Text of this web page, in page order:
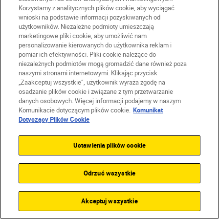
05-230
PRZEJDŹ DO STRONY
SPRZEDAWCY
WSKAZÓWKI
MEDIAEXPERT
17.7km
Solidarności 1
Mazowieckie
Parzniew
05-808
PRZEJDŹ DO STRONY
SPRZEDAWCY
WSKAZÓWKI
Korzystamy z analitycznych plików cookie, aby wyciągać
wnioski na podstawie informacji pozyskiwanych od
użytkowników. Niezależne podmioty umieszczają
marketingowe pliki cookie, aby umożliwić nam
personalizowanie kierowanych do użytkownika reklam i
pomiar ich efektywności. Pliki cookie należące do
niezależnych podmiotów mogą gromadzić dane również poza
naszymi stronami internetowymi. Klikając przycisk
„Zaakceptuj wszystkie”, użytkownik wyraża zgodę na
osadzanie plików cookie i związane z tym przetwarzanie
danych osobowych. Więcej informacji podajemy w naszym
Komunikacie dotyczącym plików cookie. Komunikat
Dotyczący Plików Cookie
Ustawienia plików cookie
Odrzuć wszystkie
Akceptuj wszystkie